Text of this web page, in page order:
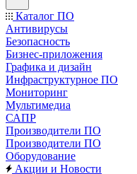
Каталог ПО
Антивирусы
Безопасность
Бизнес-приложения
Графика и дизайн
Инфраструктурное ПО
Мониторинг
Мультимедиа
САПР
Производители ПО
Производители ПО
Оборудование
Акции и Новости